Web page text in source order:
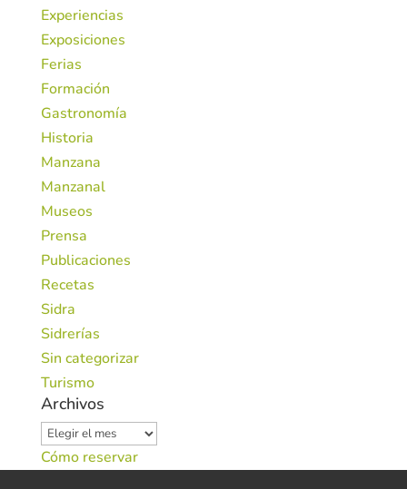
Experiencias
Exposiciones
Ferias
Formación
Gastronomía
Historia
Manzana
Manzanal
Museos
Prensa
Publicaciones
Recetas
Sidra
Sidrerías
Sin categorizar
Turismo
Archivos
Archivos
Cómo reservar